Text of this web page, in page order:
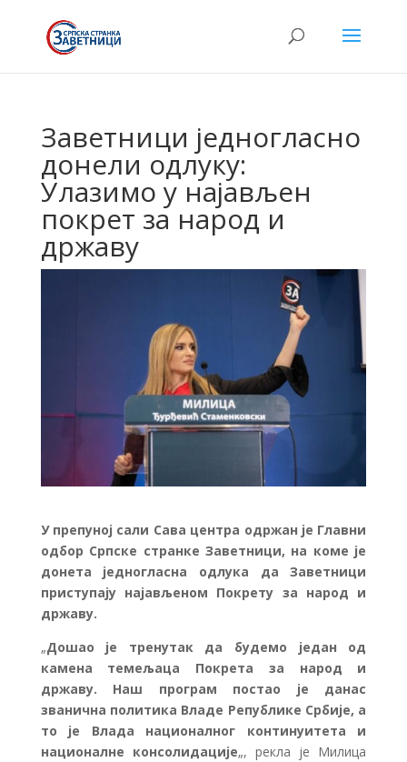
Заветници једногласно
донели одлуку:
Улазимо у најављен
покрет за народ и
државу
У препуној сали Сава центра одржан је Главни
одбор Српске странке Заветници, на коме је
донета једногласна одлука да Заветници
приступају најављеном Покрету за народ и
државу.
„Дошао је тренутак да будемо један од
камена темељаца Покрета за народ и
државу. Наш програм постао је данас
званична политика Владе Републике Србије, а
то је Влада националног континуитета и
националне консолидације„, рекла је Милица